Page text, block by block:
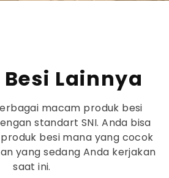
Lainnya
macam produk besi
standart SNI. Anda bisa
besi mana yang cocok
yang sedang Anda kerjakan
saat ini.